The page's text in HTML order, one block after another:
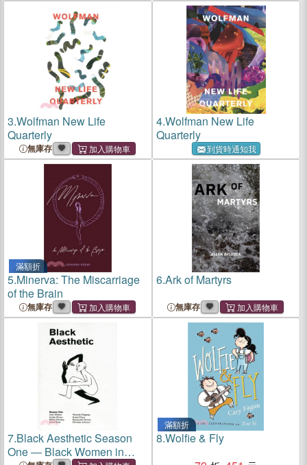
3.Wolfman New Life
Quarterly
無庫存
4.Wolfman New Life
Quarterly
到貨時通知我
滿額折
5.Minerva: The Miscarriage
of the Brain
無庫存
6.Ark of Martyrs
無庫存
7.Black Aesthetic Season
One ― Black Women in
滿額折
8.Wolfie & Fly